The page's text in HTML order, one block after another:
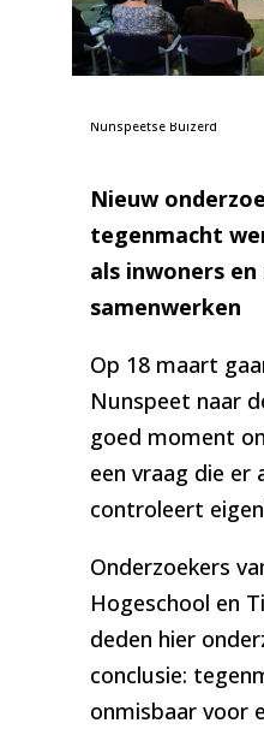
Nunspeetse Buizerd
Nieuw
tegenmacht
als inwoners en
samenwerken
Op 18 maart
Nunspeet naar
goed moment
een vraag die
controleert
Onderzoekers
Hogeschool en
deden hier
conclusie:
onmisbaar voor